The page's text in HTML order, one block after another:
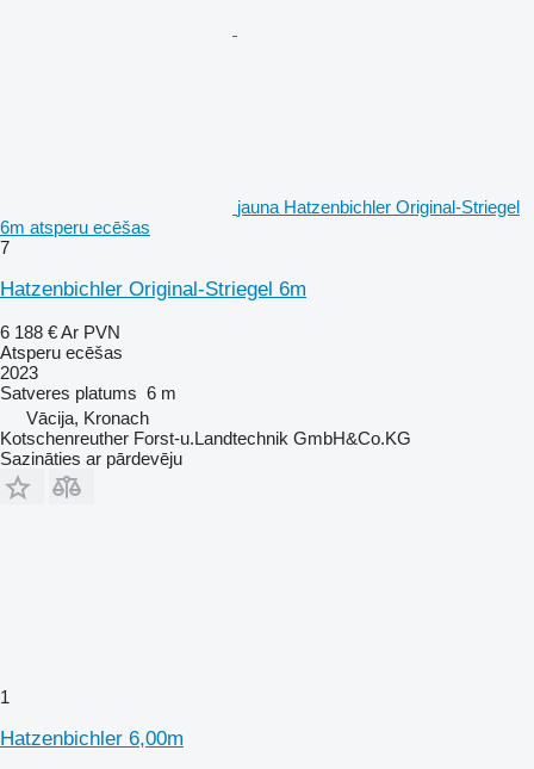
jauna Hatzenbichler Original-Striegel
6m atsperu ecēšas
7
Hatzenbichler Original-Striegel 6m
6 188 €Ar PVN
Atsperu ecēšas
2023
Satveres platums 6 m
Vācija, Kronach
Kotschenreuther Forst-u.Landtechnik GmbH&Co.KG
Sazināties ar pārdevēju
1
Hatzenbichler 6,00m